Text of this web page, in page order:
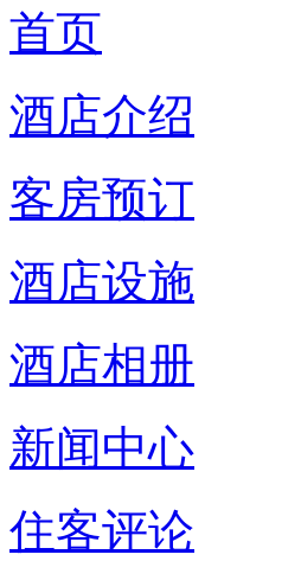
首页
酒店介绍
客房预订
酒店设施
酒店相册
新闻中心
住客评论